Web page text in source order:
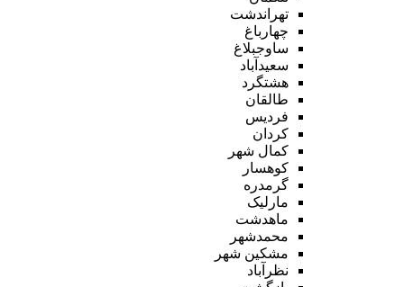
تهراندشت
چهارباغ
ساوجبلاغ
سعیدآباد
هشتگرد
طالقان
فردیس
کردان
کمال شهر
کوهسار
گرمدره
مارلیک
ماهدشت
محمدشهر
مشکین شهر
نظرآباد